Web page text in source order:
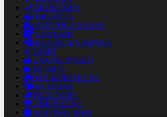
EKONOMIJA
DRUŠTVO
SUBOTICA DANAS
NOVI SAD
REPUBLIKA SRPSKA
SPORT
ZANIMLJIVOSTI
RECEPTI
POLJOPRIVREDA
KULTURA
EKOLOGIJA
ZDRAVSTVO
SERVISNE INFO